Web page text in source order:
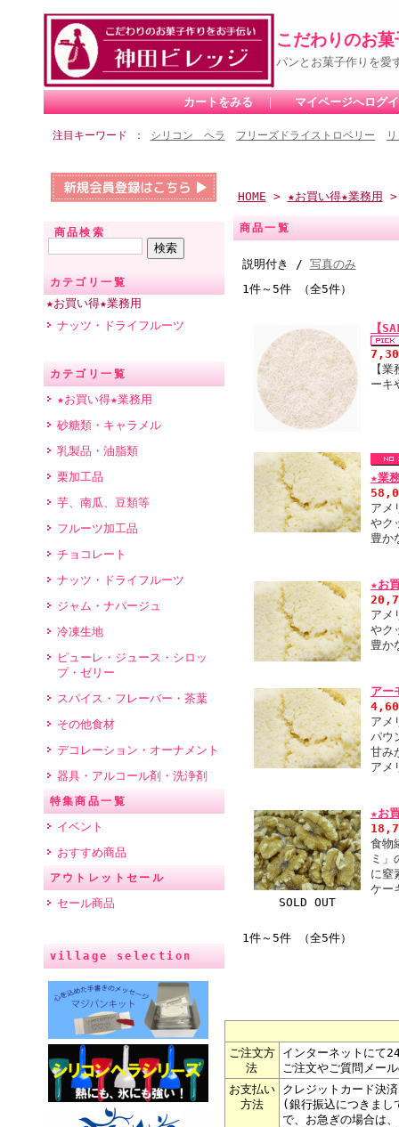
こだわりのお
パンとお菓子作りを愛
カートをみる ｜ マイページへログ
注目キーワード シリコン ヘラ フリーズドライストロベリー
商品検索
カテゴリ一覧
★お買い得★業務用
ナッツ・ドライフルーツ
カテゴリ一覧
★お買い得★業務用
砂糖類・キャラメル
乳製品・油脂類
栗加工品
芋、南瓜、豆類等
フルーツ加工品
チョコレート
ナッツ・ドライフルーツ
ジャム・ナパージュ
冷凍生地
ピューレ・ジュース・シロッ
プ・ゼリー
スパイス・フレーバー・茶葉
その他食材
デコレーション・オーナメント
器具・アルコール剤・洗浄剤
特集商品一覧
イベント
おすすめ商品
アウトレットセール
セール商品
village selection
HOME > ★お買い得★業務用 >
商品一覧
説明付き / 写真のみ
1件～5件 （全5件）
【
【
ーキ
★業
アメ
やク
豊か
★お
アメ
やク
豊か
ア
アメ
パウ
甘み
アメ
SOLD OUT
★お
食物
ミ」
に窒
ケー
1件～5件 （全5件）
ご注文方
法
インターネットにて
ご注文やご質問メー
お支払い
方法
クレジットカード決
(銀行振込につきまし
で、お急ぎの場合は